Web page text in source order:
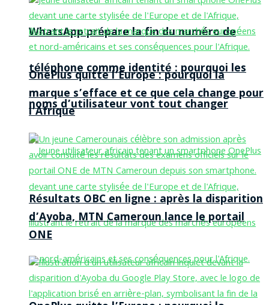
WhatsApp prépare la fin du numéro de
téléphone comme identité : pourquoi les
noms d’utilisateur vont tout changer
OnePlus quitte l’Europe : pourquoi la
marque s’efface et ce que cela change pour
l’Afrique
Résultats OBC en ligne : après la disparition
d’Ayoba, MTN Cameroun lance le portail
ONE